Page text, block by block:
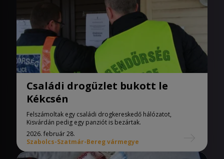
Családi drogüzlet bukott le
Kékcsén
Felszámoltak egy családi drogkereskedő hálózatot,
Kisvárdán pedig egy panziót is bezártak.
2026. február 28.
Szabolcs-Szatmár-Bereg vármegye